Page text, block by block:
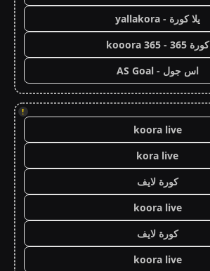
يلا كورة - yallakora
كورة 365 - kooora 365
اس جول - AS Goal
!
koora live
kora live
كورة لايف
koora live
كورة لايف
koora live